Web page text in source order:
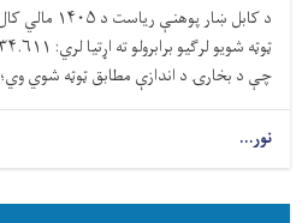
د کابل ښار
چې د بخارۍ د اندازې مطابق ټوټه شوي وي؛ ۱۶۰۶۵ . . .
نور...